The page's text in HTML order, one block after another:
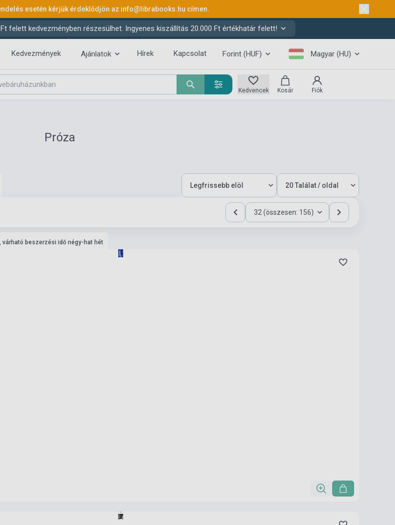
esetén kérjük érdeklődjön az info@librabooks.hu címen.
felett kedvezményben részesülhet. Ingyenes kiszállítás 20.000 Ft értékhatár felett!
Kedvezmények Ajánlatok Hírek Kapcsolat Forint (HUF) Magyar (HU)
Kedvencek Kosár Fiók
Próza
32 (összesen: 156)
várható beszerzési idő négy-hat hét